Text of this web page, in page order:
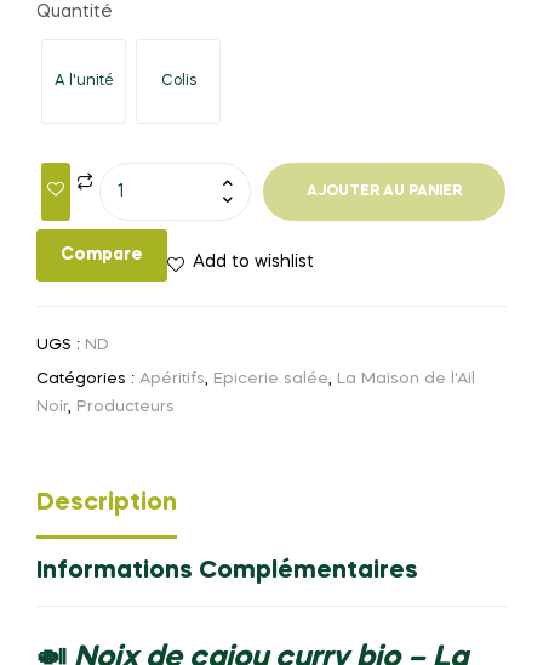
Quantité
A l'unité Colis
AJOUTER AU PANIER
Compare Add to wishlist
UGS : ND
Catégories : Apéritifs, Epicerie salée, La Maison de l'Ail
Noir, Producteurs
Description
Informations Complémentaires
🍛 Noix de cajou curry bio – La